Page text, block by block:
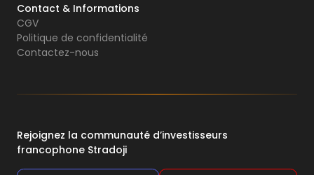
Contact & Informations
CGV
Politique de confidentialité
Contactez-nous
Rejoignez la communauté d’investisseurs
francophone Stradoji